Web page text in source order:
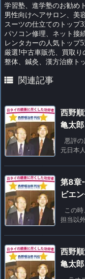
学習塾、進学塾のお勧め
男性向けヘアサロン、美
スーツの仕立てのトップ3
パソコン修理、ネット接
レンタカーの人気トップ5
厳選!中古車販売、買取り
整体、鍼灸、漢方治療ト
 関連記事
西野
亀太
悪評
元日本
第8章
ビエ
この時
担当以
西野
亀太